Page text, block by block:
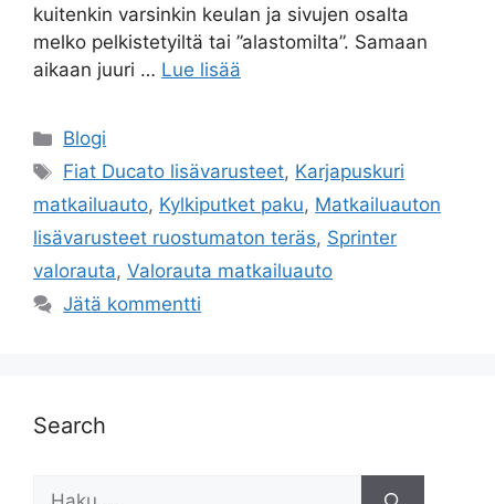
kuitenkin varsinkin keulan ja sivujen osalta
melko pelkistetyiltä tai ”alastomilta”. Samaan
aikaan juuri … Lue lisää
Kategoriat
Blogi
Avainsanat
Fiat Ducato lisävarusteet, Karjapuskuri
matkailuauto, Kylkiputket paku, Matkailuauton
lisävarusteet ruostumaton teräs, Sprinter
valorauta, Valorauta matkailuauto
Jätä kommentti
Search
Haku: